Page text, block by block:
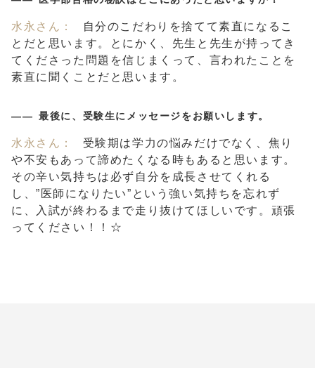
水永さん：
自分のこだわりを捨てて素直になるこ
とだと思います。とにかく、先生と先生が持ってき
てくださった問題を信じまくって、言われたことを
素直に聞くことだと思います。
最後に、受験生にメッセージをお願いします。
水永さん：
受験期は学力の悩みだけでなく、焦り
や不安もあって諦めたくなる時もあると思います。
その辛い気持ちは必ず自分を成長させてくれる
し、”医師になりたい”という強い気持ちを忘れず
に、入試が終わるまで走り抜けてほしいです。頑張
ってください！！☆